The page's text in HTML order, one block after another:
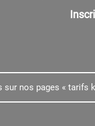
sur nos pages « tarifs